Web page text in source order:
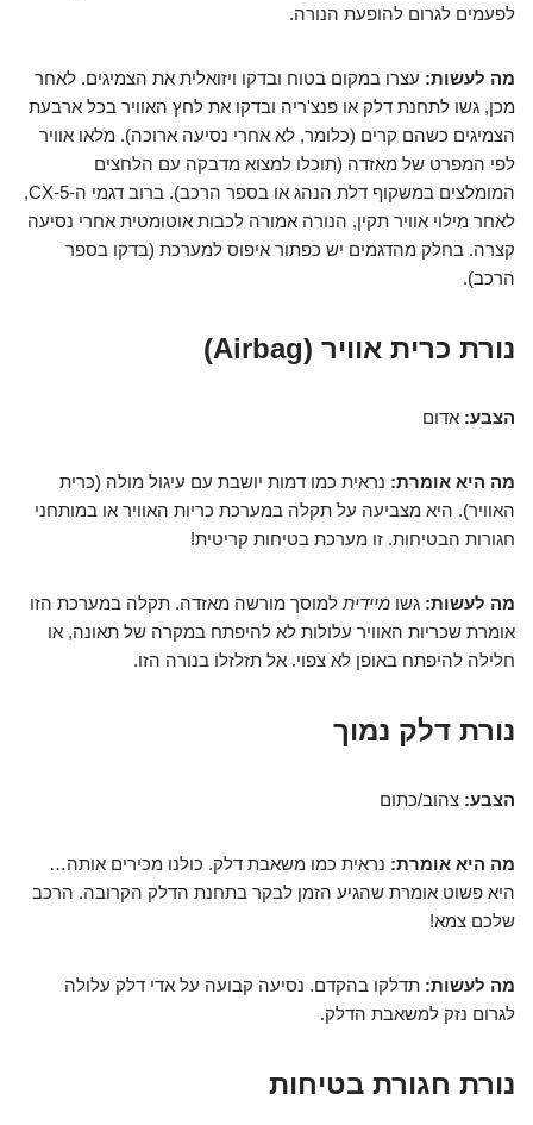
לפעמים לגרום להופעת הנורה.
מה לעשות: עצרו במקום בטוח ובדקו ויזואלית את הצמיגים. לאחר
מכן, גשו לתחנת דלק או פנצ'ריה ובדקו את לחץ האוויר בכל ארבעת
הצמיגים כשהם קרים (כלומר, לא אחרי נסיעה ארוכה). מלאו אוויר
לפי המפרט של מאזדה (תוכלו למצוא מדבקה עם הלחצים
המומלצים במשקוף דלת הנהג או בספר הרכב). ברוב דגמי ה-CX-5,
לאחר מילוי אוויר תקין, הנורה אמורה לכבות אוטומטית אחרי נסיעה
קצרה. בחלק מהדגמים יש כפתור איפוס למערכת (בדקו בספר
הרכב).
נורת כרית אוויר (Airbag)
הצבע: אדום
מה היא אומרת: נראית כמו דמות יושבת עם עיגול מולה (כרית
האוויר). היא מצביעה על תקלה במערכת כריות האוויר או במותחני
חגורות הבטיחות. זו מערכת בטיחות קריטית!
מה לעשות: גשו מיידית למוסך מורשה מאזדה. תקלה במערכת הזו
אומרת שכריות האוויר עלולות לא להיפתח במקרה של תאונה, או
חלילה להיפתח באופן לא צפוי. אל תזלזלו בנורה הזו.
נורת דלק נמוך
הצבע: צהוב/כתום
מה היא אומרת: נראית כמו משאבת דלק. כולנו מכירים אותה…
היא פשוט אומרת שהגיע הזמן לבקר בתחנת הדלק הקרובה. הרכב
שלכם צמא!
מה לעשות: תדלקו בהקדם. נסיעה קבועה על אדי דלק עלולה
לגרום נזק למשאבת הדלק.
נורת חגורת בטיחות